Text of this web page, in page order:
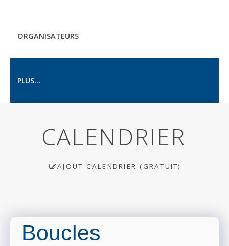
ORGANISATEURS
PLUS...
CALENDRIER
AJOUT CALENDRIER (GRATUIT)
Boucles